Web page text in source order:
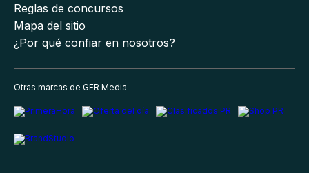
Reglas de concursos
Mapa del sitio
¿Por qué confiar en nosotros?
Otras marcas de GFR Media